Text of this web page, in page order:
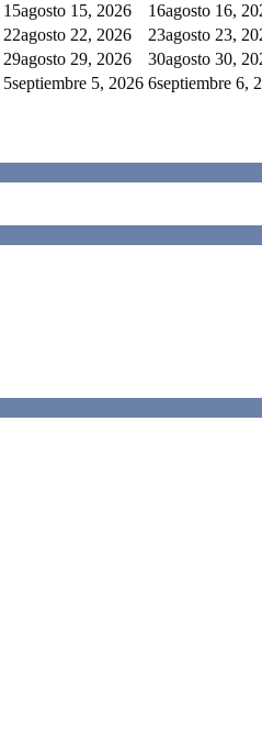
15agosto 15, 2026 16agosto 16,
22agosto 22, 2026 23agosto 23,
29agosto 29, 2026 30agosto 30,
5septiembre 5, 2026 6septiembre 6,